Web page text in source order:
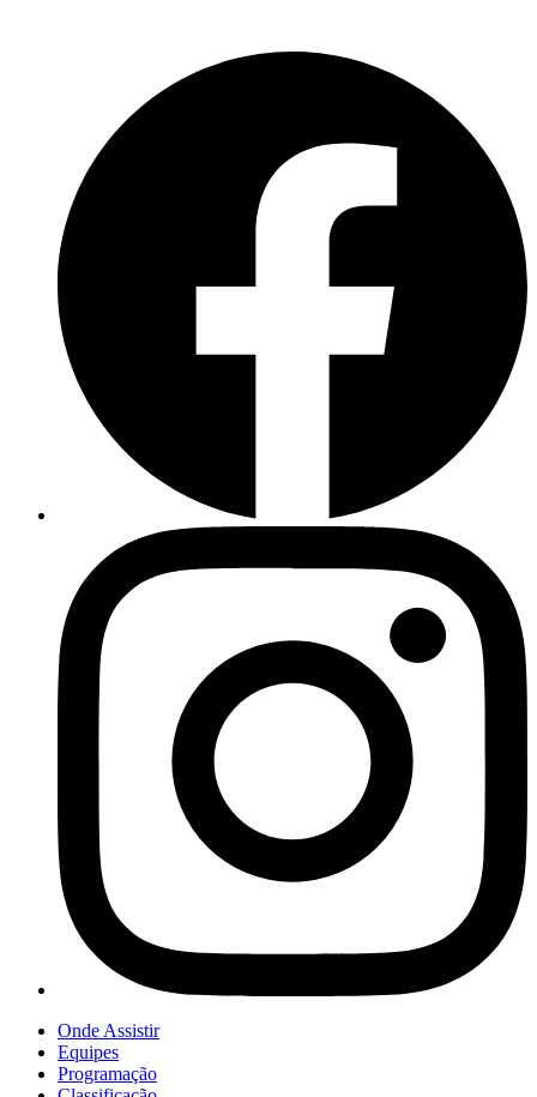
Onde Assistir
Equipes
Programação